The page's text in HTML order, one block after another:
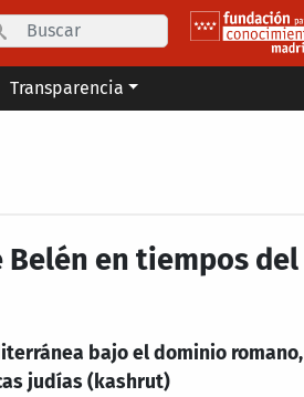
Search
Transparencia
en tiempos del
bajo el dominio romano,
judías (kashrut)